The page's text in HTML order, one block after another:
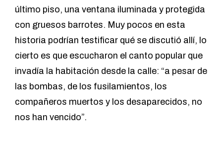
último piso, una ventana iluminada y protegida
con gruesos barrotes. Muy pocos en esta
historia podrían testificar qué se discutió allí, lo
cierto es que escucharon el canto popular que
invadía la habitación desde la calle: “a pesar de
las bombas, de los fusilamientos, los
compañeros muertos y los desaparecidos, no
nos han vencido”.